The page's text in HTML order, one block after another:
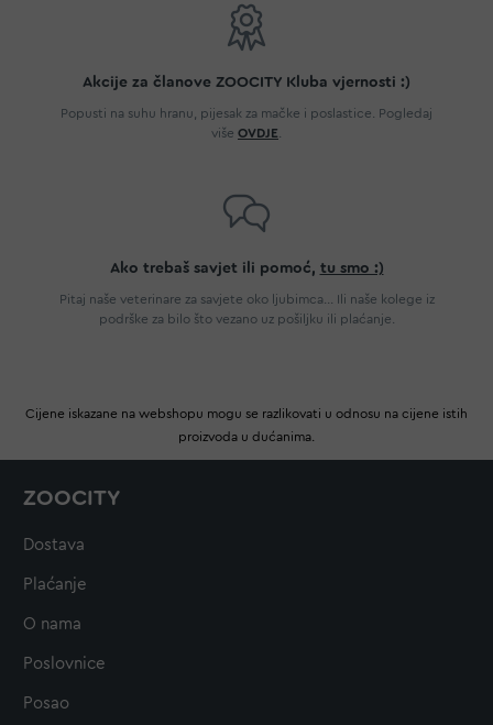
Akcije za članove ZOOCITY Kluba vjernosti :)
Popusti na suhu hranu, pijesak za mačke i poslastice. Pogledaj
više OVDJE
Ako trebaš savjet ili pomoć, tu smo :)
Pitaj naše veterinare za savjete oko ljubimca... Ili naše kolege iz
podrške za bilo što vezano uz pošiljku ili plaćanje.
Cijene iskazane na webshopu mogu se razlikovati u odnosu na cijene istih
proizvoda u dućanima.
ZOOCITY
Dostava
Plaćanje
O nama
Poslovnice
Posao